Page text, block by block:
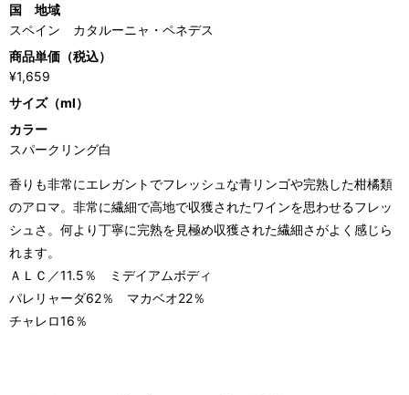
国 地域
スペイン カタルーニャ・ペネデス
商品単価（税込）
¥1,659
サイズ（ml）
カラー
スパークリング白
香りも非常にエレガントでフレッシュな青リンゴや完熟した柑橘類
のアロマ。非常に繊細で高地で収獲されたワインを思わせるフレッ
シュさ。何より丁寧に完熟を見極め収獲された繊細さがよく感じら
れます。
ＡＬＣ／11.5％ ミデイアムボディ
パレリャーダ62％ マカベオ22％
チャレロ16％